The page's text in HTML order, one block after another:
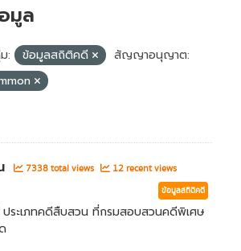
มูล
: ข้อมูลสถิติคดี
สัญญาอนุญาต:
7338 total views 12 recent views
ข้อมูลสถิติคดี
ระเภทคดีสืบสวน ที่กรมสอบสวนคดีพิเศษ